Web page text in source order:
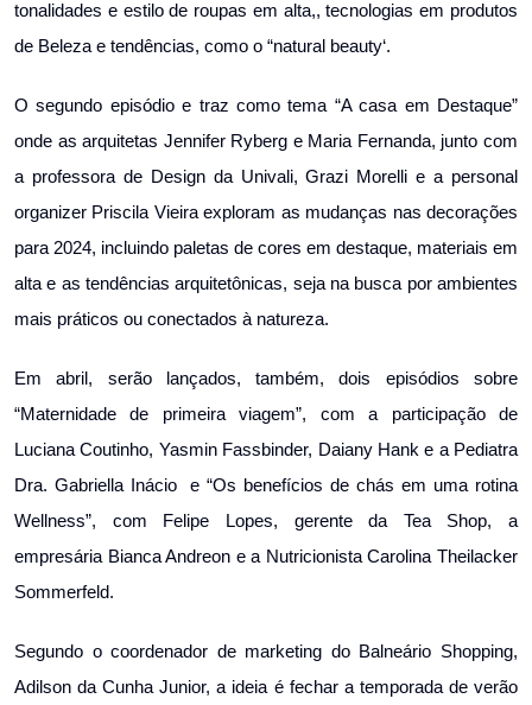
tonalidades e estilo de roupas em alta,, tecnologias em produtos
de Beleza e tendências, como o “natural beauty‘.
O segundo episódio e traz como tema “A casa em Destaque”
onde as arquitetas Jennifer Ryberg e Maria Fernanda, junto com
a professora de Design da Univali, Grazi Morelli e a personal
organizer Priscila Vieira exploram as mudanças nas decorações
para 2024, incluindo paletas de cores em destaque, materiais em
alta e as tendências arquitetônicas, seja na busca por ambientes
mais práticos ou conectados à natureza.
Em abril, serão lançados, também, dois episódios sobre
“Maternidade de primeira viagem”, com a participação de
Luciana Coutinho, Yasmin Fassbinder, Daiany Hank e a Pediatra
Dra. Gabriella Inácio
e “Os benefícios de chás em uma rotina
Wellness”, com Felipe Lopes, gerente da Tea Shop, a
empresária Bianca Andreon e a Nutricionista Carolina Theilacker
Sommerfeld.
Segundo o coordenador de marketing do Balneário Shopping,
Adilson da Cunha Junior, a ideia é fechar a temporada de verão